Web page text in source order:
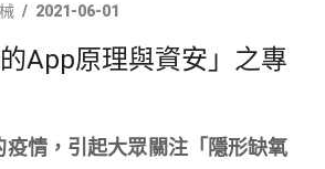
2021-06-01
的App原理與資安」之專
疫情，引起大眾關注「隱形缺氧